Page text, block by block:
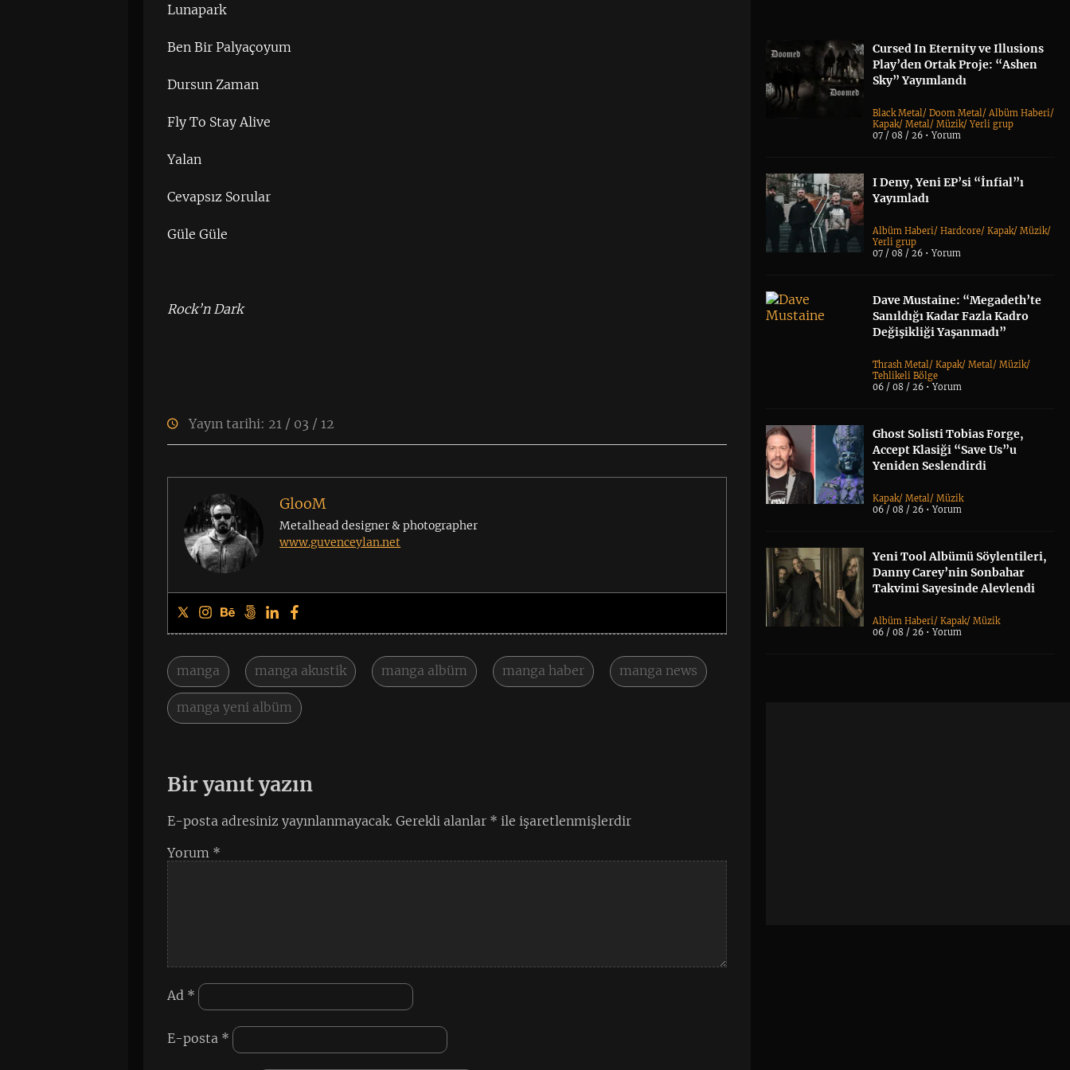
Lunapark
Ben Bir Palyaçoyum
Dursun Zaman
Fly To Stay Alive
Yalan
Cevapsız Sorular
Güle Güle
Rock’n Dark
Yayın tarihi: 21 / 03 / 12
GlooM
Metalhead designer & photographer
www.guvenceylan.net
manga manga akustik manga albüm manga haber manga news
manga yeni albüm
Bir yanıt yazın
E-posta adresiniz yayınlanmayacak. Gerekli alanlar * ile işaretlenmişlerdir
Yorum *
Ad *
E-posta *
Cursed In Eternity ve Illusions
Play’den Ortak Proje: “Ashen
Sky” Yayımlandı
Black Metal/Doom Metal/Albüm Haberi/
Kapak/Metal/Müzik/Yerli grup
07 / 08 / 26 •Yorum
I Deny, Yeni EP’si “İnfial”ı
Yayımladı
Albüm Haberi/Hardcore/Kapak/Müzik/
Yerli grup
07 / 08 / 26 •Yorum
Dave Mustaine: “Megadeth’te
Sanıldığı Kadar Fazla Kadro
Değişikliği Yaşanmadı”
Thrash Metal/Kapak/Metal/Müzik/
Tehlikeli Bölge
06 / 08 / 26 •Yorum
Ghost Solisti Tobias Forge,
Accept Klasiği “Save Us”u
Yeniden Seslendirdi
Kapak/Metal/Müzik
06 / 08 / 26 •Yorum
Yeni Tool Albümü Söylentileri,
Danny Carey’nin Sonbahar
Takvimi Sayesinde Alevlendi
Albüm Haberi/Kapak/Müzik
06 / 08 / 26 •Yorum